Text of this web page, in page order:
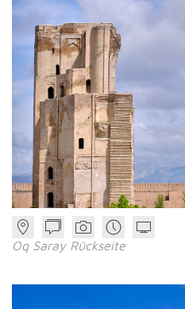
Oq Saray Rückseite